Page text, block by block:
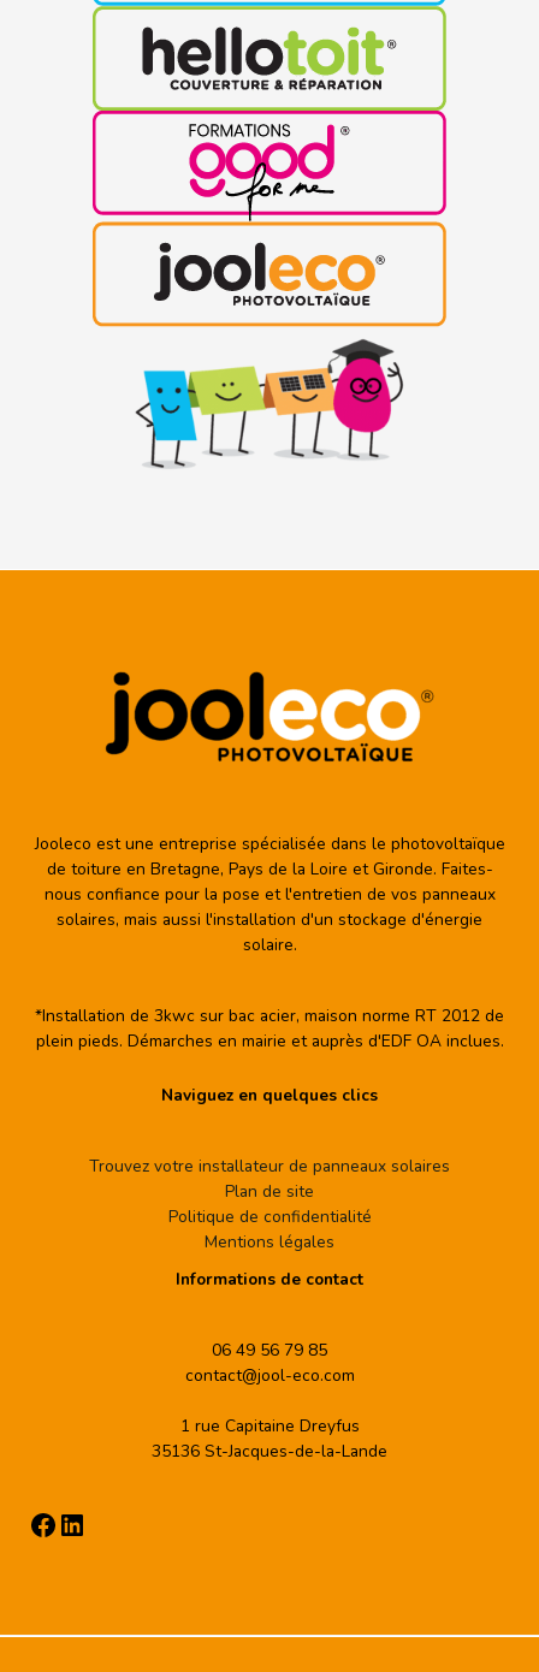
Jooleco est une entreprise spécialisée dans le photovoltaïque
de toiture en Bretagne, Pays de la Loire et Gironde. Faites-
nous confiance pour la pose et l'entretien de vos panneaux
solaires, mais aussi l'installation d'un stockage d'énergie
solaire.
*Installation de 3kwc sur bac acier, maison norme RT 2012 de
plein pieds. Démarches en mairie et auprès d'EDF OA inclues.
Naviguez en quelques clics
Trouvez votre installateur de panneaux solaires
Plan de site
Politique de confidentialité
Mentions légales
Informations de contact
06 49 56 79 85
contact@jool-eco.com
1 rue Capitaine Dreyfus
35136 St-Jacques-de-la-Lande